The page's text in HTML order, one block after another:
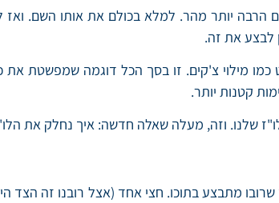
לעשות את זה, אפשר למלא את אותם 12 צ'קים הרבה יותר מהר.
לבצע את זה.
כמו מילוי צ'קים. זו בסך הכל דוגמה שמפשטת
קטנות יותר.
וזה, מעלה שאלה חדשה: איך נחלק את הלו"ז שלנו למשימות
מתבצע בתוכו. חצי אחד (אצל רובנו זה הצד